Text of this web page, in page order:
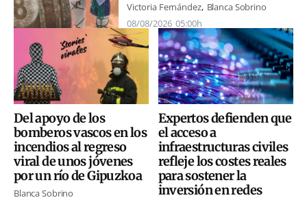
Victoria Fernández Blanca Sobrino
08/08/2026 05:00h
Del apoyo de los
bomberos vascos en los
incendios al regreso
viral de unos jóvenes
por un río de Gipuzkoa
Blanca Sobrino
Expertos defienden que
el acceso a
infraestructuras civiles
refleje los costes reales
para sostener la
inversión en redes